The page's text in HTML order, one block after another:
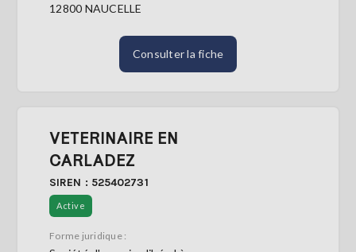
12800 NAUCELLE
Consulter la fiche
VETERINAIRE EN
CARLADEZ
SIREN : 525402731
Active
Forme juridique :